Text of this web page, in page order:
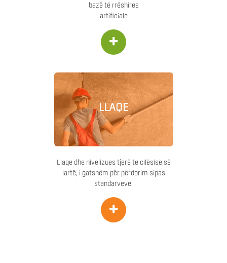
bazë të rrëshirës
artificiale
+
LLAQE
Llaqe dhe nivelizues tjerë të cilësisë së
lartë, i gatshëm për përdorim sipas
standarveve
+